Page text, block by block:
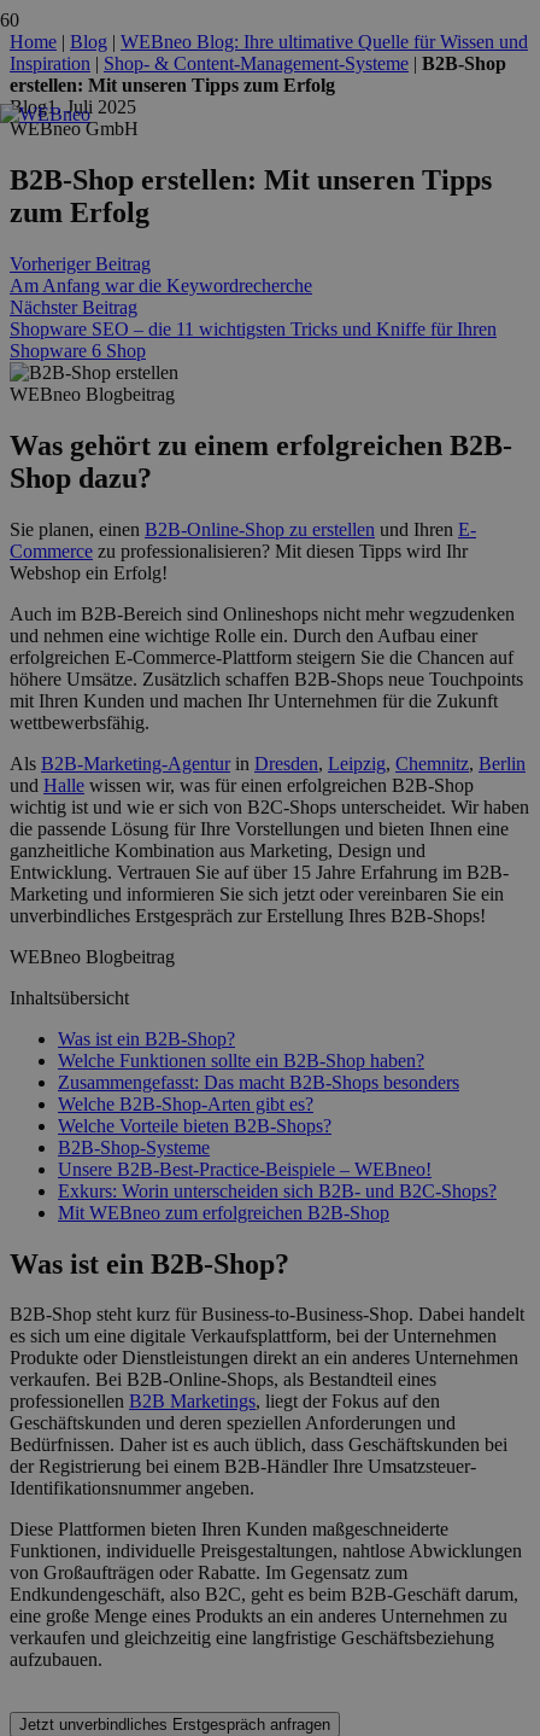
Home | Blog | WEBneo Blog: Ihre ultimative Quelle für Wissen und
Inspiration | Shop- & Content-Management-Systeme | B2B-Shop
erstellen: Mit unseren Tipps zum Erfolg
Blog1. Juli 2025
WEBneo GmbH
B2B-Shop erstellen: Mit unseren Tipps
zum Erfolg
Vorheriger Beitrag
Am Anfang war die Keywordrecherche
Nächster Beitrag
Shopware SEO – die 11 wichtigsten Tricks und Kniffe für Ihren
Shopware 6 Shop
WEBneo Blogbeitrag
Was gehört zu einem erfolgreichen B2B-
Shop dazu?
Sie planen, einen B2B-Online-Shop zu erstellen und Ihren E-
Commerce zu professionalisieren? Mit diesen Tipps wird Ihr
Webshop ein Erfolg!
Auch im B2B-Bereich sind Onlineshops nicht mehr wegzudenken
und nehmen eine wichtige Rolle ein. Durch den Aufbau einer
erfolgreichen E-Commerce-Plattform steigern Sie die Chancen auf
höhere Umsätze. Zusätzlich schaffen B2B-Shops neue Touchpoints
mit Ihren Kunden und machen Ihr Unternehmen für die Zukunft
wettbewerbsfähig.
Als B2B-Marketing-Agenturin Dresden, Leipzig, Chemnitz, Berlin
und Halle wissen wir, was für einen erfolgreichen B2B-Shop
wichtig ist und wie er sich von B2C-Shops unterscheidet. Wir haben
die passende Lösung für Ihre Vorstellungen und bieten Ihnen eine
ganzheitliche Kombination aus Marketing, Design und
Entwicklung. Vertrauen Sie auf über 15 Jahre Erfahrung im B2B-
Marketing und informieren Sie sich jetzt oder vereinbaren Sie ein
unverbindliches Erstgespräch zur Erstellung Ihres B2B-Shops!
WEBneo Blogbeitrag
Inhaltsübersicht
Was ist ein B2B-Shop?
Welche Funktionen sollte ein B2B-Shop haben?
Zusammengefasst: Das macht B2B-Shops besonders
Welche B2B-Shop-Arten gibt es?
Welche Vorteile bieten B2B-Shops?
B2B-Shop-Systeme
Unsere B2B-Best-Practice-Beispiele – WEBneo!
Exkurs: Worin unterscheiden sich B2B- und B2C-Shops?
Mit WEBneo zum erfolgreichen B2B-Shop
Was ist ein B2B-Shop?
B2B-Shop steht kurz für Business-to-Business-Shop. Dabei handelt
es sich um eine digitale Verkaufsplattform, bei der Unternehmen
Produkte oder Dienstleistungen direkt an ein anderes Unternehmen
verkaufen. Bei B2B-Online-Shops, als Bestandteil eines
professionellen B2B Marketings, liegt der Fokus auf den
Geschäftskunden und deren speziellen Anforderungen und
Bedürfnissen. Daher ist es auch üblich, dass Geschäftskunden bei
der Registrierung bei einem B2B-Händler Ihre Umsatzsteuer-
Identifikationsnummer angeben.
Diese Plattformen bieten Ihren Kunden maßgeschneiderte
Funktionen, individuelle Preisgestaltungen, nahtlose Abwicklungen
von Großaufträgen oder Rabatte. Im Gegensatz zum
Endkundengeschäft, also B2C, geht es beim B2B-Geschäft darum,
eine große Menge eines Produkts an ein anderes Unternehmen zu
verkaufen und gleichzeitig eine langfristige Geschäftsbeziehung
aufzubauen.
Jetzt unverbindliches Erstgespräch anfragen